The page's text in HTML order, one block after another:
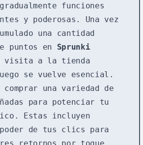
funciones
y poderosas. Una vez
una cantidad
puntos en Sprunki
visita a la tienda
se vuelve esencial.
una variedad de
para potenciar tu
Estas incluyen
de tus clics para
retornos por toque,